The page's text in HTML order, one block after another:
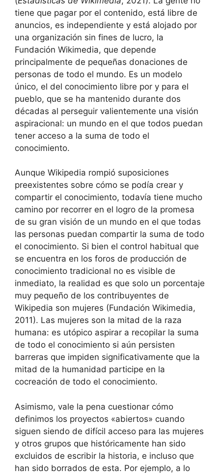
tiene que pagar por el contenido, está libre de
anuncios, es independiente y está alojado por
una organización sin fines de lucro, la
Fundación Wikimedia, que depende
principalmente de pequeñas donaciones de
personas de todo el mundo. Es un modelo
único, el del conocimiento libre por y para el
pueblo, que se ha mantenido durante dos
décadas al perseguir valientemente una visión
aspiracional: un mundo en el que todos puedan
tener acceso a la suma de todo el
conocimiento.
Aunque Wikipedia rompió suposiciones
preexistentes sobre cómo se podía crear y
compartir el conocimiento, todavía tiene mucho
camino por recorrer en el logro de la promesa
de su gran visión de un mundo en el que todas
las personas puedan compartir la suma de todo
el conocimiento. Si bien el control habitual que
se encuentra en los foros de producción de
conocimiento tradicional no es visible de
inmediato, la realidad es que solo un porcentaje
muy pequeño de los contribuyentes de
Wikipedia son mujeres (Fundación Wikimedia,
2011). Las mujeres son la mitad de la raza
humana: es utópico aspirar a recopilar la suma
de todo el conocimiento si aún persisten
barreras que impiden significativamente que la
mitad de la humanidad participe en la
cocreación de todo el conocimiento.
Asimismo, vale la pena cuestionar cómo
definimos los proyectos «abiertos» cuando
siguen siendo de difícil acceso para las mujeres
y otros grupos que históricamente han sido
excluidos de escribir la historia, e incluso que
han sido borrados de esta. Por ejemplo, a lo